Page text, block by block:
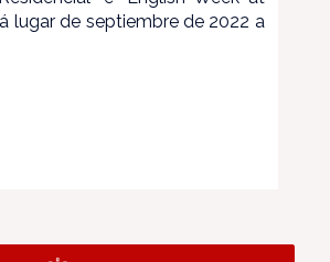
lugar de septiembre de 2022 a